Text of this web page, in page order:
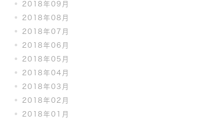
2018年09月
2018年08月
2018年07月
2018年06月
2018年05月
2018年04月
2018年03月
2018年02月
2018年01月